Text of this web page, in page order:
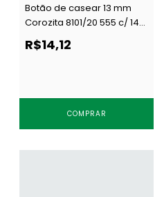
Botão de casear 13 mm
Corozita 8101/20 555 c/ 144
R$14,12
COMPRAR